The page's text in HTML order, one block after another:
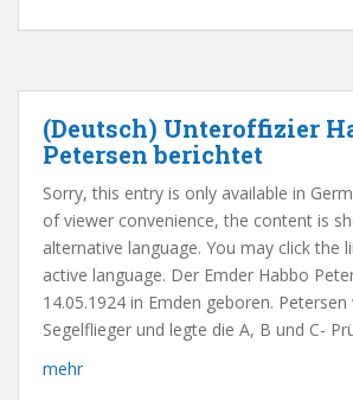
(Deutsch) Unteroffizier
Petersen berichtet
Sorry, this entry is only available in
of viewer convenience, the content is
alternative language. You may click the
active language. Der Emder Habbo
14.05.1924 in Emden geboren.
Segelflieger und legte die A, B und C-
mehr